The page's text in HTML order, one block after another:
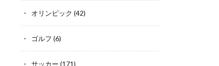
オリンピック (42)
ゴルフ (6)
サッカー (171)